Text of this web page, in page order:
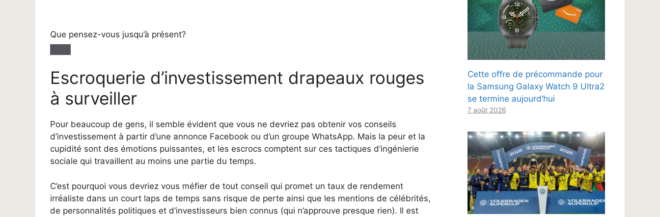
Que pensez-vous jusqu’à présent?
Escroquerie d’investissement drapeaux rouges
à surveiller
Pour beaucoup de gens, il semble évident que vous ne devriez pas obtenir vos conseils
d’investissement à partir d’une annonce Facebook ou d’un groupe WhatsApp. Mais la peur et la
cupidité sont des émotions puissantes, et les escrocs comptent sur ces tactiques d’ingénierie
sociale qui travaillent au moins une partie du temps.
C’est pourquoi vous devriez vous méfier de tout conseil qui promet un taux de rendement
irréaliste dans un court laps de temps sans risque de perte ainsi que les mentions de célébrités,
de personnalités politiques et d’investisseurs bien connus (qui n’approuve presque rien). Il est
Cette offre de précommande pour
la Samsung Galaxy Watch 9 Ultra2
se termine aujourd’hui
7 août 2026